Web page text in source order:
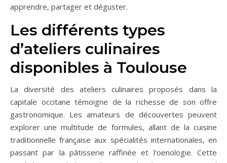
apprendre, partager et déguster.
Les différents types
d’ateliers culinaires
disponibles à Toulouse
La diversité des ateliers culinaires proposés dans la
capitale occitane témoigne de la richesse de son offre
gastronomique. Les amateurs de découvertes peuvent
explorer une multitude de formules, allant de la cuisine
traditionnelle française aux spécialités internationales, en
passant par la pâtisserie raffinée et l’oenologie. Cette